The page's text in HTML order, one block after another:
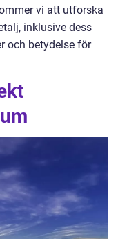
vi att utforska
inklusive dess
och betydelse för